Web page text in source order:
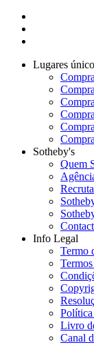
Lugares
Sotheby's
Quem
Info Legal
Termo
Livro
Canal